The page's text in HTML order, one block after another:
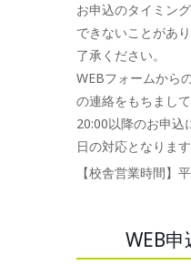
お申込のタイミン
できないことがあ
了承ください。
WEBフォームから
の連絡をもちまし
20:00以降のお申込
日の対応となります
【校舎営業時間】平
WEB